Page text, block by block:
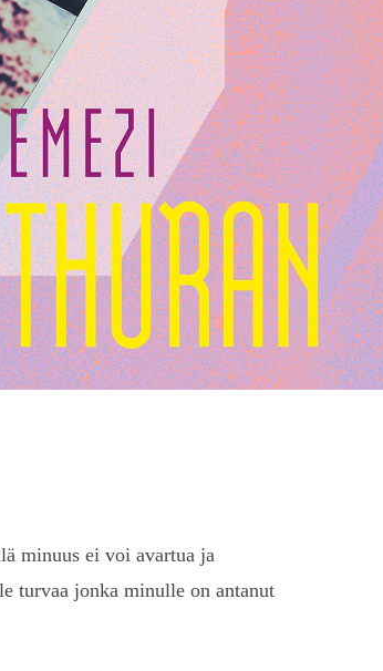
minuus ei voi avartua ja
turvaa jonka minulle on antanut